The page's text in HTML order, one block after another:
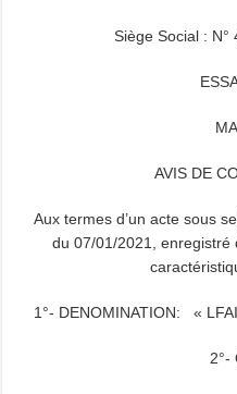
Siège Social : N°
AVIS DE
Aux termes d’un acte sous
du 07/01/2021,
1°- DENOMINATION: «
2°-